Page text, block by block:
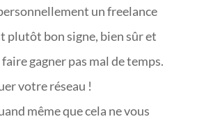
un freelance
plutôt bon signe, bien sûr et
gagner pas mal de temps.
votre réseau !
même que cela ne vous